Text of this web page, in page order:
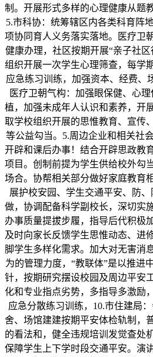
制。开展形式多样的心理健康从题
5.市科协：统筹辖区内各类科育阵
项协同育人义务落实落地。医疗卫
健康办理，社区按期开展“亲子社
组织开展一次学生心理筛查，每学
应急练习训练，加强资本、经费、
医疗卫朝气构：加强眼保健、心
植，加强未成年人认识和素养，开
取学校组织开展的思惟教育、宣传
等公益勾当。5.周边企业和相关社
开辟和课后办事！结合开辟思政教
项目。创制前提为学生供给校外勾
场合。协帮相关部分做好家庭教育
展护校安园、学生交通平安、防
做，协调配备科学副校长，深切实
办事质量提拔步履，指导后代积极
及时向家长反馈学生思惟动态、进
脚学生多样化需求。加大对无害消
为的管理力度，“教联体”是以推进
针，按期研究摆设校园及周边平安
化和专业指点劣势，多指导多激励
应急分散练习训练，10.市住建局
舍、场馆建建按期平安体检轨制，
的看法和，健全违规培训发觉查处
保障学生上下学时段交通平安。演